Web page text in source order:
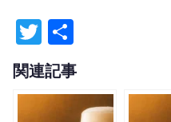
T
w
it
te
有
関連記事